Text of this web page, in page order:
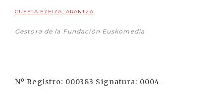
CUESTA EZEIZA, ARANTZA
Gestora de la Fundación Euskomedia
Nº Registro: 000383 Signatura: 0004